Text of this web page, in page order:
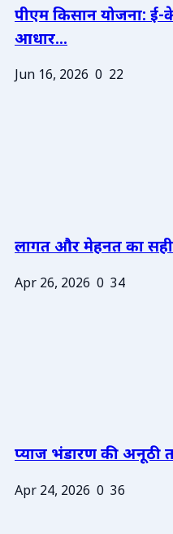
पीएम किसान योजना:
आधार...
Jun 16, 2026 0 22
लागत और मेहनत का
Apr 26, 2026 0 34
प्याज भंडारण की अनूठी
Apr 24, 2026 0 36